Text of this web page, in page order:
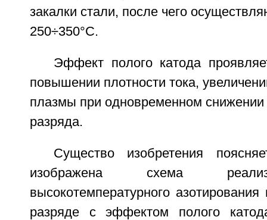
закалки стали, после чего
250÷350°С.
Эффект полого катода
повышении плотности тока,
плазмы при одновременном снижении
разряда.
Существо изобретения
изображена схема
высокотемпературного
разряде с эффектом полого